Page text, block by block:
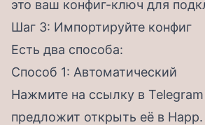
это ваш конфиг-ключ для
Шаг 3: Импортируйте конфиг
Есть два способа:
Способ 1: Автоматический
Нажмите на ссылку в
предложит открыть её в